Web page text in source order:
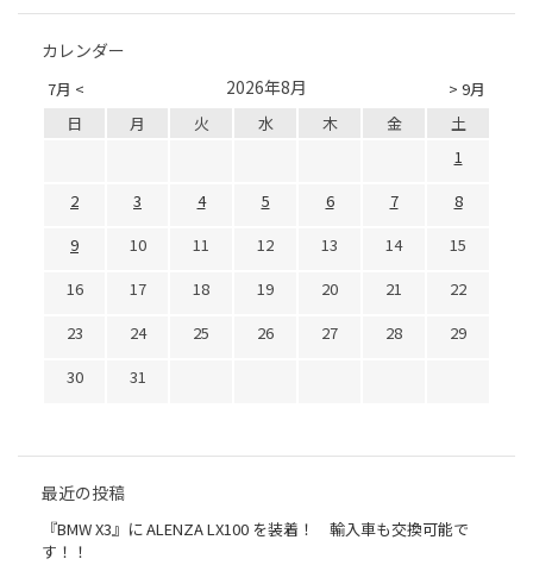
カレンダー
7月 < > 9月
2026年8月
日 月 火 水 木 金
土
1
2
3 4 5 6 7
8
9
10 11 12 13 14
15
16
17 18 19 20 21
22
23
24 25 26 27 28
29
30
31
最近の投稿
『BMW X3』に ALENZA LX100 を装着！ 輸入車も交換可能で
す！！